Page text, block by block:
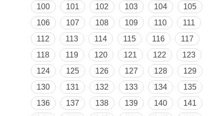
100
101 102 103 104
105
106
107 108 109 110
111
112
113 114 115 116
117
118
119 120 121 122
123
124
125 126 127 128
129
130
131 132 133 134
135
136
137 138 139 140
141